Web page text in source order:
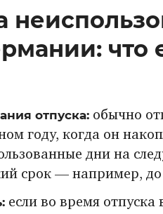
отпуска: обычно
году, когда он
дни на
срок — например,
если во время отпуска